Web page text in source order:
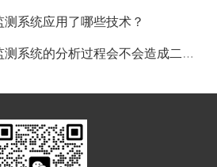
测系统应用了哪些技术？
统的分析过程会不会造成二次污染？